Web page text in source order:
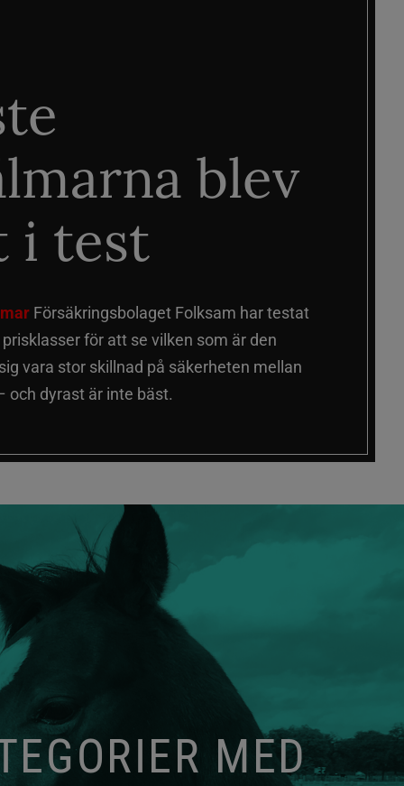
blev
i test
Försäkringsbolaget Folksam har testat
för att se vilken som är den
vara stor skillnad på säkerheten mellan
och dyrast är inte bäst.
MED